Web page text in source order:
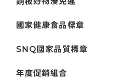
國家健康食品標章
SNQ國家品質標章
年度促銷組合